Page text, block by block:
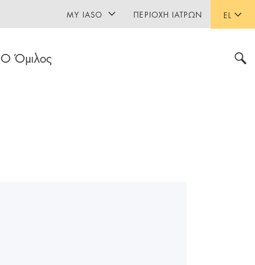
EL
Ο Όμιλος
MY IASO ΠΕΡΙΟΧΉ ΙΑΤΡΏΝ